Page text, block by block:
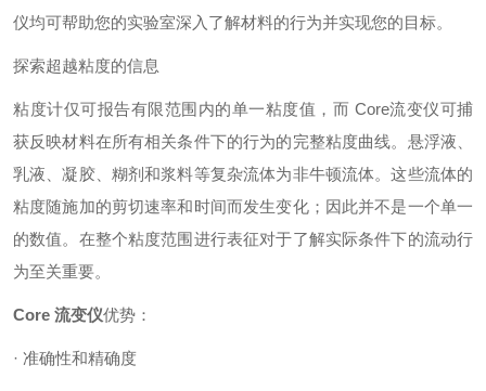
仪均可帮助您的实验室深入了解材料的行为并实现您的目标。
探索超越粘度的信息
粘度计仅可报告有限范围内的单一粘度值，而 Core流变仪可捕
获反映材料在所有相关条件下的行为的完整粘度曲线。悬浮液、
乳液、凝胶、糊剂和浆料等复杂流体为非牛顿流体。这些流体的
粘度随施加的剪切速率和时间而发生变化；因此并不是一个单一
的数值。在整个粘度范围进行表征对于了解实际条件下的流动行
为至关重要。
Core 流变仪优势：
· 准确性和精确度